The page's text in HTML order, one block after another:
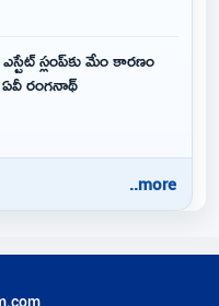
స్లంప్‌కు మేం కారణం
రంగనాథ్
..more